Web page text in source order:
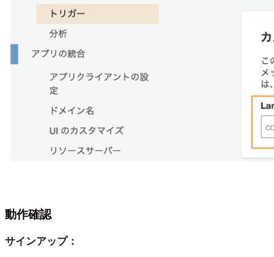
動作確認
サインアップ：